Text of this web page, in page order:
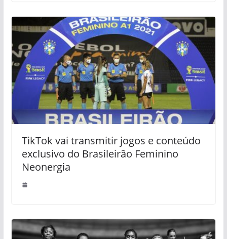
TikTok vai transmitir jogos e conteúdo
exclusivo do Brasileirão Feminino
Neonergia